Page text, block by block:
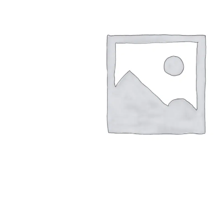
Arbres fruitiers
Plantes méditerranéennes et exotiques
Plantes
Plantes
Plantes
Plantes
Plantes